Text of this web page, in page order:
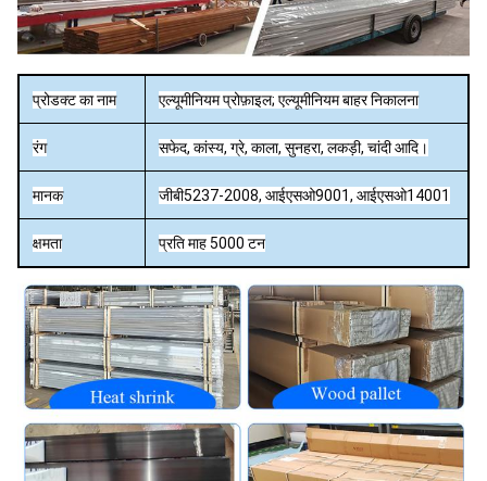
प्रोडक्ट का नाम एल्यूमीनियम प्रोफ़ाइल; एल्यूमीनियम बाहर निकालना
रंग सफेद, कांस्य, ग्रे, काला, सुनहरा, लकड़ी, चांदी आदि।
मानक जीबी5237-2008, आईएसओ9001, आईएसओ14001
क्षमता प्रति माह 5000 टन
सतही समापन
मिल/एनोडाइजिंग (ऑक्सीकरण)/रेत ब्लास्टिंग/पाउडर
कोटिंग/इलेक्ट्रोफोरेसिस/पीवीडीएफकोटिंग/लकड़ी
प्रभाव।